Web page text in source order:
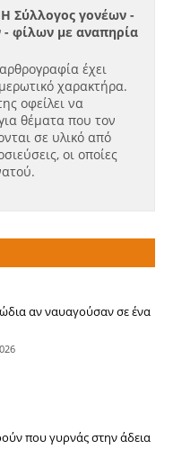
Σύλλογος γονέων -
φίλων με αναπηρία
έχει
χαρακτήρα.
οφείλει να
θέματα που τον
σε υλικό από
οι οποίες
αν ναυαγούσαν σε ένα
που γυρνάς στην άδεια